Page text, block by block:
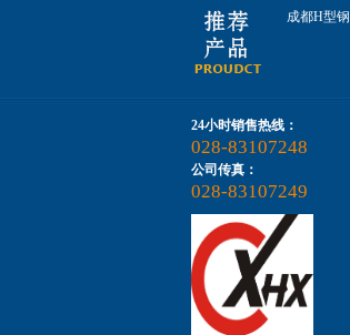
成都H型钢
24小时销售热线：
028-83107248
公司传真：
028-83107249